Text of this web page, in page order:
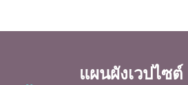
แผนผังเวปไซต์